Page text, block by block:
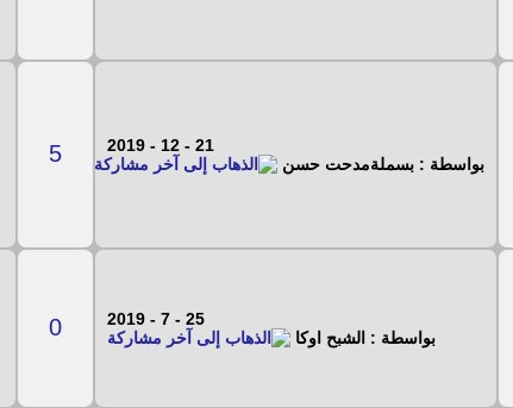
21 - 12 - 2019
بواسطة : بسملةمدحت حسن
5
25 - 7 - 2019
بواسطة : الشبح اوكا
0